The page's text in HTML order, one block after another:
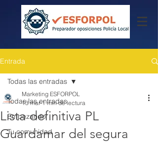
Entrada
Todas las entradas
Empezando
Tu comunidad
Todas las entradas
Lista definitiva PL
Guardamar del segura
Marketing ESFORPOL
13 mar 1 min de lectura